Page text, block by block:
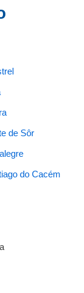
de Sôr
do Cacém